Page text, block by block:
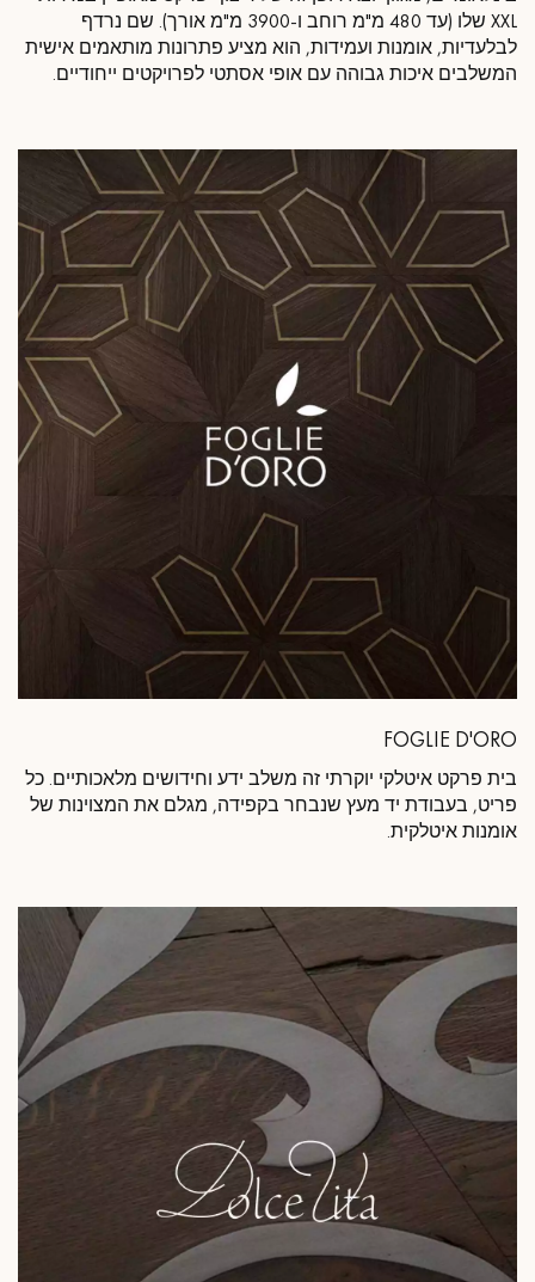
קבעו פגישה מותאמת אישית.
קבלו הצעת מחיר בחינם!
XXL שלו (עד 480 מ"מ רוחב ו-3900 מ"מ אורך). שם נרדף
לבלעדיות, אומנות ועמידות, הוא מציע פתרונות מותאמים אישית
המשלבים איכות גבוהה עם אופי אסתטי לפרויקטים ייחודיים.
FOGLIE D'ORO
בית פרקט איטלקי יוקרתי זה משלב ידע וחידושים מלאכותיים. כל
פריט, בעבודת יד מעץ שנבחר בקפידה, מגלם את המצוינות של
אומנות איטלקית.